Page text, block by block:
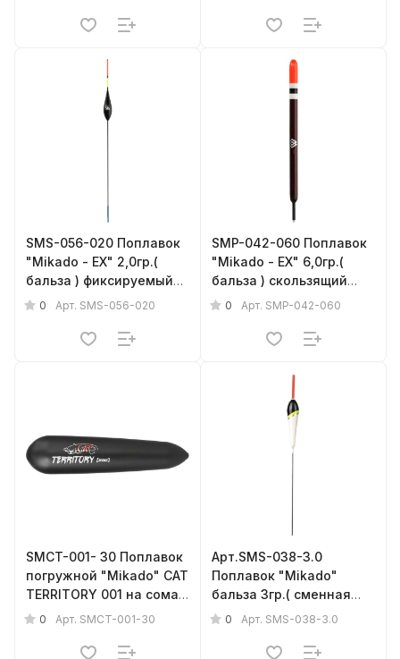
SMS-056-020 Поплавок
"Mikado - EX" 2,0гр.(
бальза ) фиксируемый
{фас.= 1шт.}
0 Арт. SMS-056-020
SMP-042-060 Поплавок
"Mikado - EX" 6,0гр.(
бальза ) скользящий
{фас.= 1шт.}
0 Арт. SMP-042-060
SMCT-001- 30 Поплавок
погружной "Mikado" CAT
TERRITORY 001 на сома
30гр.
0 Арт. SMCT-001-30
Арт.SMS-038-3.0
Поплавок "Mikado"
бальза 3гр.( сменная
антенка, d - 3mm )
0 Арт. SMS-038-3.0